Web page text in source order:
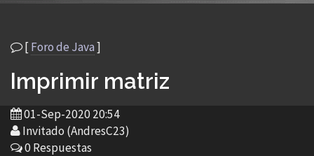
[Foro de Java]
Imprimir matriz
01-Sep-2020 20:54
Invitado (AndresC23)
0 Respuestas